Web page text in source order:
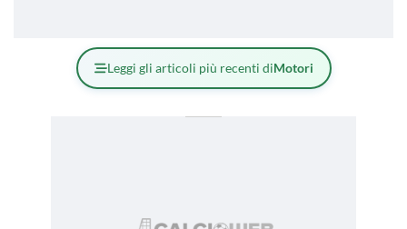
Leggi gli articoli più recenti diMotori